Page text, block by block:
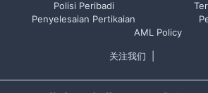
Polisi Peribadi
Penyelesaian Pertikaian
AML Policy
关注我们